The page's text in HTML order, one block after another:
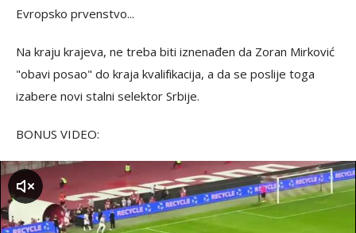
Evropsko prvenstvo...
Na kraju krajeva, ne treba biti iznenađen da Zoran Mirković
"obavi posao" do kraja kvalifikacija, a da se poslije toga
izabere novi stalni selektor Srbije.
BONUS VIDEO: